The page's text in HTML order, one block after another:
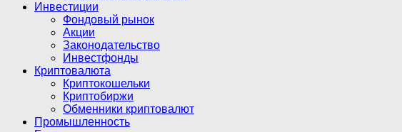
Инвестиции
Фондовый рынок
Акции
Законодательство
Инвестфонды
Криптовалюта
Криптокошельки
Криптобиржи
Обменники криптовалют
Промышленность